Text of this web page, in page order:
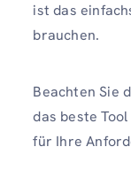
ist das
brauchen.
Beachten Sie
das beste
für Ihre